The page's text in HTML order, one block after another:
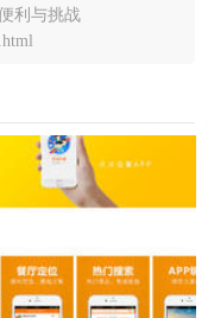
便利与挑战